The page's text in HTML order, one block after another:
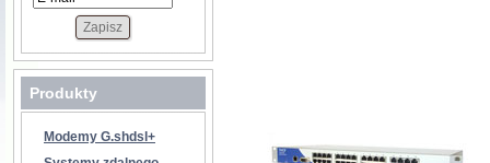
Produkty
Modemy G.shdsl+